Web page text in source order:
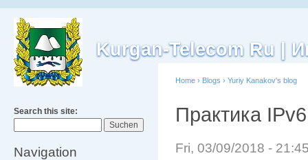
Kurgan-Telecom Ru |
Search this site:
Navigation
Home › Blogs › Yuriy Kanakov's blog
Практика
Fri, 03/09/2018 -